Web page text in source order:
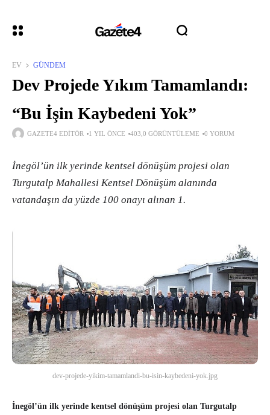
EV GÜNDEM
Dev Projede Yıkım Tamamlandı:
“Bu İşin Kaybedeni Yok”
GAZETE4 EDITÖR 1 YIL ÖNCE 403,0 GÖRÜNTÜLEME 0 YORUM
İnegöl’ün ilk yerinde kentsel dönüşüm projesi olan
Turgutalp Mahallesi Kentsel Dönüşüm alanında
vatandaşın da yüzde 100 onayı alınan 1.
dev-projede-yikim-tamamlandi-bu-isin-kaybedeni-yok.jpg
İnegöl’ün ilk yerinde kentsel dönüşüm projesi olan Turgutalp